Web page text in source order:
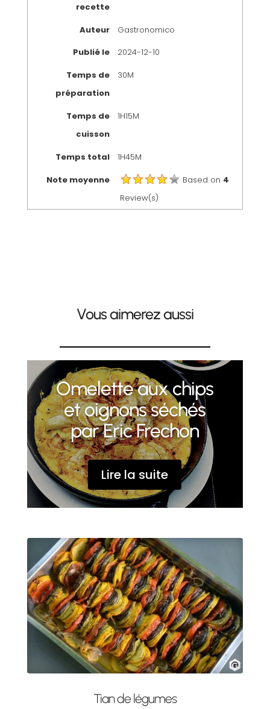
recette
Auteur
Gastronomico
Publié le
2024-12-10
Temps de
préparation
30M
Temps de
cuisson
1H15M
Temps total
1H45M
Note moyenne
Based on 4
Review(s)
Vous aimerez aussi
Omelette aux chips
et oignons séchés
par Eric Frechon
Lire la suite
Tian de légumes